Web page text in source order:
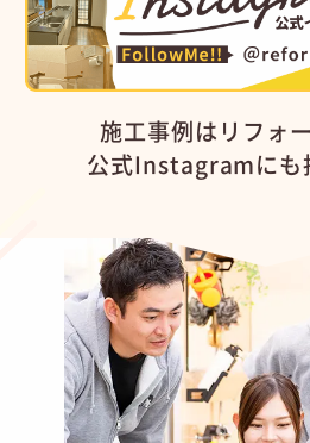
施工事例はリフォ
公式Instagramにも